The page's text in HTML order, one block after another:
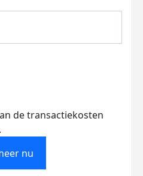
de transactiekosten
nu